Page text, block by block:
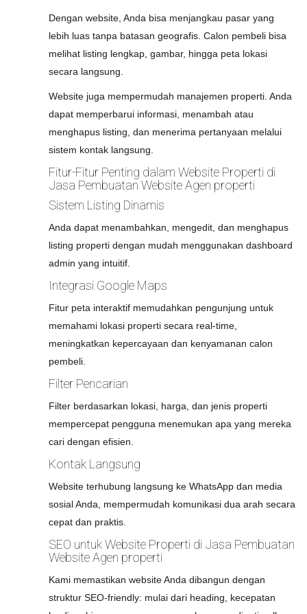
Dengan website, Anda bisa menjangkau pasar yang
lebih luas tanpa batasan geografis. Calon pembeli bisa
melihat listing lengkap, gambar, hingga peta lokasi
secara langsung.
Website juga mempermudah manajemen properti. Anda
dapat memperbarui informasi, menambah atau
menghapus listing, dan menerima pertanyaan melalui
sistem kontak langsung.
Fitur-Fitur Penting dalam Website Properti di
Jasa Pembuatan Website Agen properti
Sistem Listing Dinamis
Anda dapat menambahkan, mengedit, dan menghapus
listing properti dengan mudah menggunakan dashboard
admin yang intuitif.
Integrasi Google Maps
Fitur peta interaktif memudahkan pengunjung untuk
memahami lokasi properti secara real-time,
meningkatkan kepercayaan dan kenyamanan calon
pembeli.
Filter Pencarian
Filter berdasarkan lokasi, harga, dan jenis properti
mempercepat pengguna menemukan apa yang mereka
cari dengan efisien.
Kontak Langsung
Website terhubung langsung ke WhatsApp dan media
sosial Anda, mempermudah komunikasi dua arah secara
cepat dan praktis.
SEO untuk Website Properti di Jasa Pembuatan
Website Agen properti
Kami memastikan website Anda dibangun dengan
struktur SEO-friendly: mulai dari heading, kecepatan